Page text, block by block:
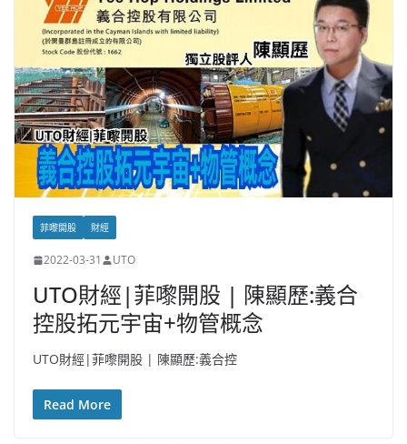
菲嚟開股 財經
2022-03-31 UTO
UTO財經|菲嚟開股 | 陳顯歷:義合
控股拓元宇宙+物管概念
UTO財經|菲嚟開股 | 陳顯歷:義合控
Read More